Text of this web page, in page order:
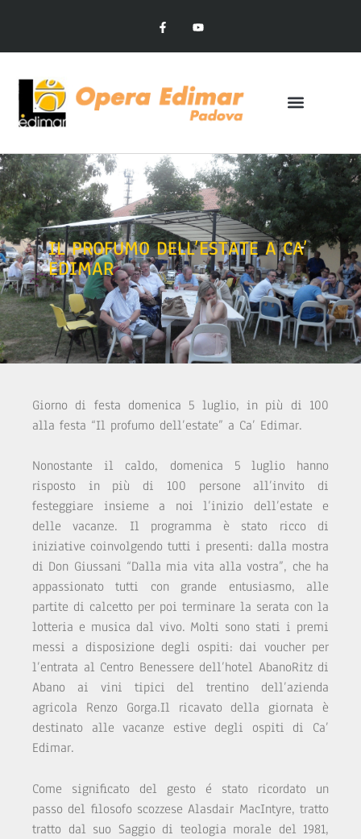
IL PROFUMO DELL’ESTATE A CA’
EDIMAR
Giorno di festa domenica 5 luglio, in più di 100
alla festa “Il profumo dell’estate” a Ca’ Edimar.
Nonostante il caldo, domenica 5 luglio hanno
risposto in più di 100 persone all’invito di
festeggiare insieme a noi l’inizio dell’estate e
delle vacanze. Il programma è stato ricco di
iniziative coinvolgendo tutti i presenti: dalla mostra
di Don Giussani “Dalla mia vita alla vostra”, che ha
appassionato tutti con grande entusiasmo, alle
partite di calcetto per poi terminare la serata con la
lotteria e musica dal vivo. Molti sono stati i premi
messi a disposizione degli ospiti: dai voucher per
l’entrata al Centro Benessere dell’hotel AbanoRitz di
Abano ai vini tipici del trentino dell’azienda
agricola Renzo Gorga.Il ricavato della giornata è
destinato alle vacanze estive degli ospiti di Ca’
Edimar.
Come significato del gesto é stato ricordato un
passo del filosofo scozzese Alasdair MacIntyre, tratto
tratto dal suo Saggio di teologia morale del 1981,